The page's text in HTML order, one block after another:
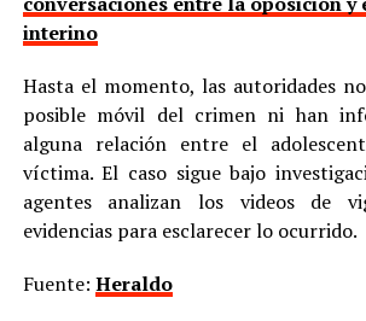
interino
Hasta el momento, las autoridades
posible móvil del crimen ni han
alguna relación entre el
víctima. El caso sigue bajo
agentes analizan los videos de
evidencias para esclarecer lo ocurrido.
Fuente: Heraldo